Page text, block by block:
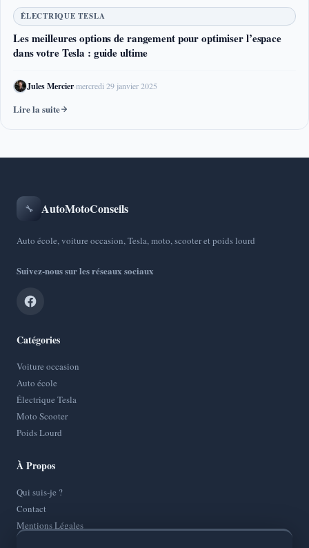
ÉLECTRIQUE TESLA
Les meilleures options de rangement pour optimiser l’espace
dans votre Tesla : guide ultime
Jules Mercier·mercredi 29 janvier 2025
Lire la suite
🔧 AutoMotoConseils
Auto école, voiture occasion, Tesla, moto, scooter et poids lourd
Suivez-nous sur les réseaux sociaux
Catégories
Voiture occasion
Auto école
Électrique Tesla
Moto Scooter
Poids Lourd
À Propos
Qui suis-je ?
Contact
Mentions Légales